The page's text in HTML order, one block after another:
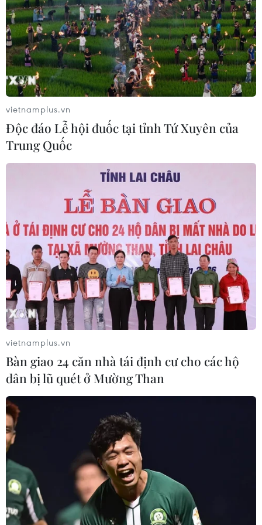
03/08/2026 10:14
Triều Tiên quan ngại các hoạt động
quân sự của Mỹ, Nhật Bản và NATO
03/08/2026 08:42
Hàn Quốc lần đầu thử nghiệm rà phá
thủy lôi ứng dụng AI
Tàu chiến Hàn Quốc giành danh
hiệu 'Top Gun trên biển' tại RIMPAC
sau 16 năm
03/08/2026 06:34
Xem thêm
CƠ QUAN CHỦ QUẢN: THÔNG TẤN XÃ VIỆT NAM
Tổng Biên tập: TRẦN TIẾN DUẨN
Phó Tổng Biên tập: NGUYỄN THỊ TÁM, KHÚC THANH
Sở hữu trí tuệ
Quy định sử dụng
RSS
Hỗ trợ
vietnamplus.vn
Độc đáo Lễ hội đuốc tại tỉnh Tứ Xuyên của
Trung Quốc
vietnamplus.vn
Bàn giao 24 căn nhà tái định cư cho các hộ
dân bị lũ quét ở Mường Than